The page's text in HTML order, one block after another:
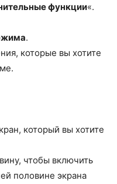
функции«.
.
которые вы хотите
который вы хотите
чтобы включить
половине экрана